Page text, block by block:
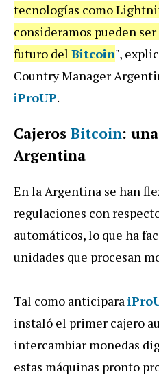
tecnologías como
consideramos pueden
futuro del Bitcoin",
Country Manager
iProUP.
Cajeros Bitcoin:
Argentina
En la Argentina se han
regulaciones con
automáticos, lo que ha
unidades que procesan
Tal como anticipara
instaló el primer cajero
intercambiar monedas
estas máquinas pronto